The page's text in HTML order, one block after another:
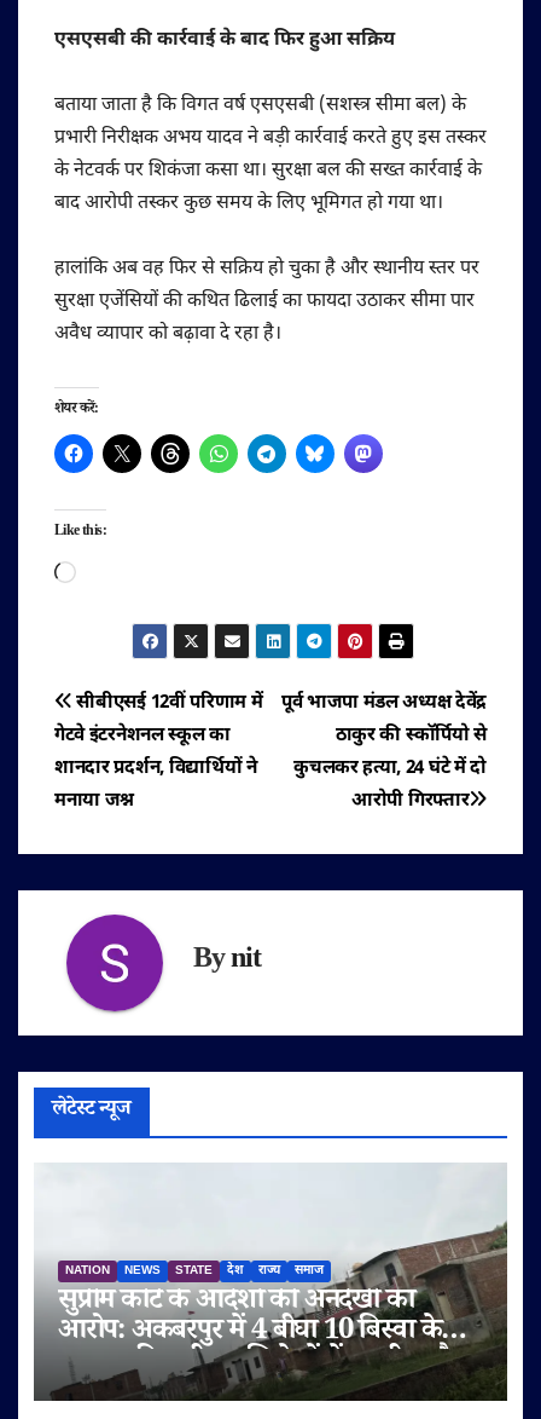
एसएसबी की कार्रवाई के बाद फिर हुआ सक्रिय
बताया जाता है कि विगत वर्ष एसएसबी (सशस्त्र सीमा बल) के
प्रभारी निरीक्षक अभय यादव ने बड़ी कार्रवाई करते हुए इस तस्कर
के नेटवर्क पर शिकंजा कसा था। सुरक्षा बल की सख्त कार्रवाई के
बाद आरोपी तस्कर कुछ समय के लिए भूमिगत हो गया था।
हालांकि अब वह फिर से सक्रिय हो चुका है और स्थानीय स्तर पर
सुरक्षा एजेंसियों की कथित ढिलाई का फायदा उठाकर सीमा पार
अवैध व्यापार को बढ़ावा दे रहा है।
शेयर करें:
Like this:
Loading…
पोस्ट
नेविगेशन
पूर्व भाजपा मंडल अध्यक्ष देवेंद्र
ठाकुर की स्कॉर्पियो से
कुचलकर हत्या, 24 घंटे में दो
आरोपी गिरफ्तार
सीबीएसई 12वीं परिणाम में
गेटवे इंटरनेशनल स्कूल का
शानदार प्रदर्शन, विद्यार्थियों ने
मनाया जश्न
Bynit
लेटेस्ट न्यूज
NATION NEWS STATE देश राज्य समाज
सुप्रीम कोर्ट के आदेशों की अनदेखी का
आरोप: अकबरपुर में 4 बीघा 10 बिस्वा के
तालाब की जमीन अभिलेखों में बदली, अवैध
प्लॉटिंग का भी दावा